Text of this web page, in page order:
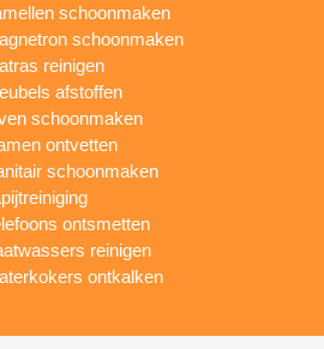
schoonmaken
schoonmaken
reinigen
afstoffen
schoonmaken
ontvetten
schoonmaken
ontsmetten
reinigen
ontkalken